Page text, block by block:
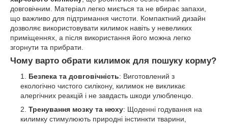
довговічним. Матеріал легко миється та не вбирає запахи,
що важливо для підтримання чистоти. Компактний дизайн
дозволяє використовувати килимок навіть у невеликих
приміщеннях, а після використання його можна легко
згорнути та прибрати.
Чому варто обрати килимок для пошуку корму?
Безпека та довговічність: Виготовлений з
екологічно чистого силікону, килимок не викликає
алергічних реакцій і не завдасть шкоди улюбленцю.
Тренування мозку та нюху: Щоденні годування на
килимку стимулюють природні інстинкти тварини,